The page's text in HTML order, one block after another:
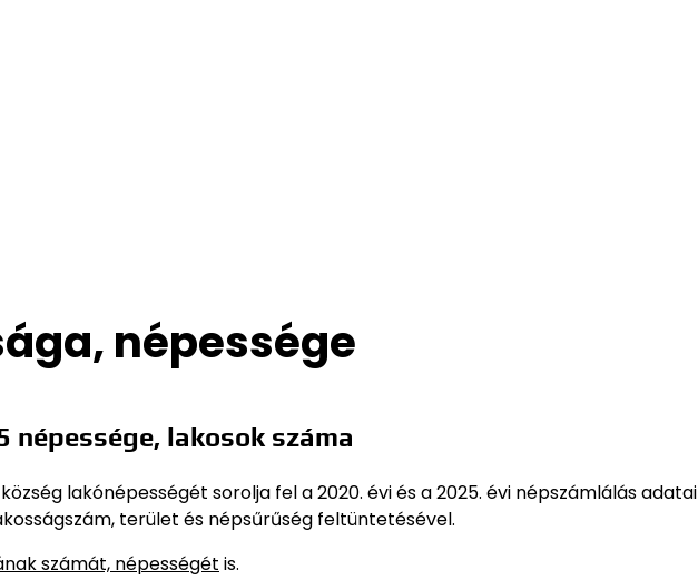
népessége
népessége, lakosok száma
lakónépességét sorolja fel a 2020. évi és a 2025. évi népszámlálás adatai
terület és népsűrűség feltüntetésével.
számát, népességét is.